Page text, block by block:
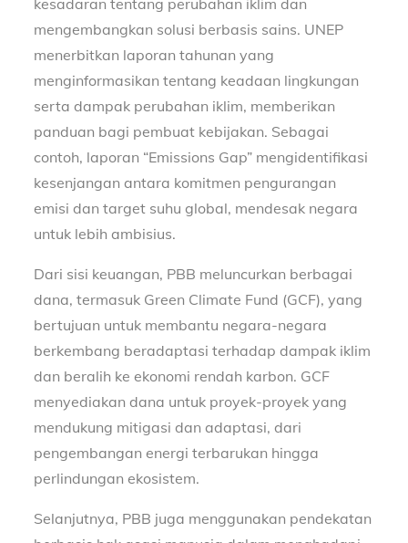
kesadaran tentang perubahan iklim dan
mengembangkan solusi berbasis sains. UNEP
menerbitkan laporan tahunan yang
menginformasikan tentang keadaan lingkungan
serta dampak perubahan iklim, memberikan
panduan bagi pembuat kebijakan. Sebagai
contoh, laporan “Emissions Gap” mengidentifikasi
kesenjangan antara komitmen pengurangan
emisi dan target suhu global, mendesak negara
untuk lebih ambisius.
Dari sisi keuangan, PBB meluncurkan berbagai
dana, termasuk Green Climate Fund (GCF), yang
bertujuan untuk membantu negara-negara
berkembang beradaptasi terhadap dampak iklim
dan beralih ke ekonomi rendah karbon. GCF
menyediakan dana untuk proyek-proyek yang
mendukung mitigasi dan adaptasi, dari
pengembangan energi terbarukan hingga
perlindungan ekosistem.
Selanjutnya, PBB juga menggunakan pendekatan